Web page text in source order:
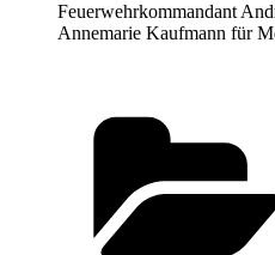
Feuerwehrkommandant
Annemarie Kaufmann für